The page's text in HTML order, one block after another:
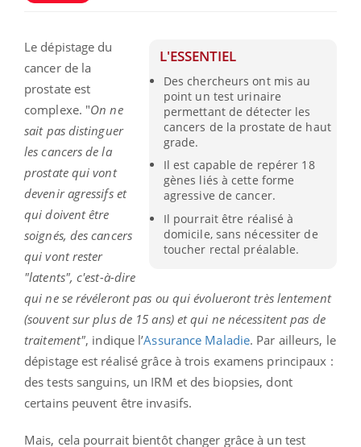
L'ESSENTIEL
Des chercheurs ont mis au
point un test urinaire
permettant de détecter les
cancers de la prostate de haut
grade.
Il est capable de repérer 18
gènes liés à cette forme
agressive de cancer.
Il pourrait être réalisé à
domicile, sans nécessiter de
toucher rectal préalable.
Le dépistage du
cancer de la
prostate est
complexe. "On ne
sait pas distinguer
les cancers de la
prostate qui vont
devenir agressifs et
qui doivent être
soignés, des cancers
qui vont rester
"latents", c'est-à-dire
qui ne se révéleront pas ou qui évolueront très lentement
(souvent sur plus de 15 ans) et qui ne nécessitent pas de
traitement", indique l’Assurance Maladie. Par ailleurs, le
dépistage est réalisé grâce à trois examens principaux :
des tests sanguins, un IRM et des biopsies, dont
certains peuvent être invasifs.
Mais, cela pourrait bientôt changer grâce à un test